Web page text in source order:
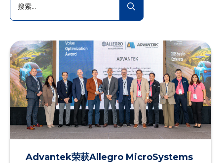
Advantek荣获Allegro MicroSystems